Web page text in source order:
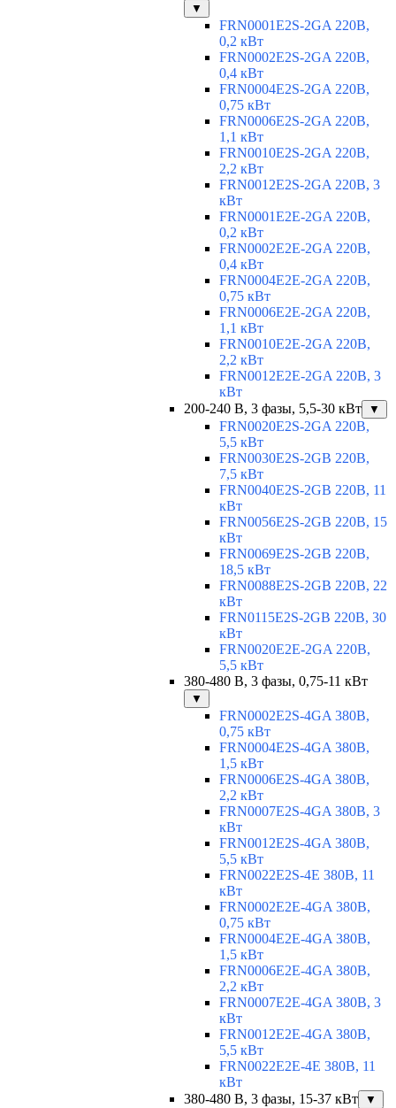
▼
FRN0001E2S-2GA 220В,
0,2 кВт
FRN0002E2S-2GA 220В,
0,4 кВт
FRN0004E2S-2GA 220В,
0,75 кВт
FRN0006E2S-2GA 220В,
1,1 кВт
FRN0010E2S-2GA 220В,
2,2 кВт
FRN0012E2S-2GA 220В, 3
кВт
FRN0001E2E-2GA 220В,
0,2 кВт
FRN0002E2E-2GA 220В,
0,4 кВт
FRN0004E2E-2GA 220В,
0,75 кВт
FRN0006E2E-2GA 220В,
1,1 кВт
FRN0010E2E-2GA 220В,
2,2 кВт
FRN0012E2E-2GA 220В, 3
кВт
200-240 В, 3 фазы, 5,5-30 кВт
▼
FRN0020E2S-2GA 220В,
5,5 кВт
FRN0030E2S-2GB 220В,
7,5 кВт
FRN0040E2S-2GB 220В, 11
кВт
FRN0056E2S-2GB 220В, 15
кВт
FRN0069E2S-2GB 220В,
18,5 кВт
FRN0088E2S-2GB 220В, 22
кВт
FRN0115E2S-2GB 220В, 30
кВт
FRN0020E2E-2GA 220В,
5,5 кВт
380-480 В, 3 фазы, 0,75-11 кВт
▼
FRN0002E2S-4GA 380В,
0,75 кВт
FRN0004E2S-4GA 380В,
1,5 кВт
FRN0006E2S-4GA 380В,
2,2 кВт
FRN0007E2S-4GA 380В, 3
кВт
FRN0012E2S-4GA 380В,
5,5 кВт
FRN0022E2S-4E 380В, 11
кВт
FRN0002E2E-4GA 380В,
0,75 кВт
FRN0004E2E-4GA 380В,
1,5 кВт
FRN0006E2E-4GA 380В,
2,2 кВт
FRN0007E2E-4GA 380В, 3
кВт
FRN0012E2E-4GA 380В,
5,5 кВт
FRN0022E2E-4E 380В, 11
кВт
380-480 В, 3 фазы, 15-37 кВт
▼